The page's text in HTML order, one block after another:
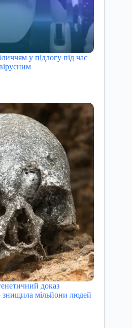
у підлогу під час
доказ
знищила мільйони людей